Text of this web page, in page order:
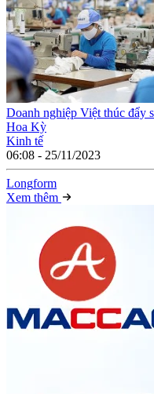
Doanh nghiệp Việt thúc đẩy
Hoa Kỳ
Kinh tế
06:08 - 25/11/2023
Longform
Xem thêm